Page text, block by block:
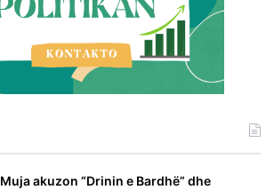
Muja akuzon “Drinin e Bardhë” dhe